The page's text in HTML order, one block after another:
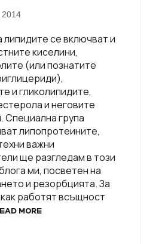
2014
липидите се включват и
киселини,
(или познатите
и гликолипидите,
и неговите
Специална група
липопротеините,
важни
ще разгледам в този
ми, посветен на
и резорбцията. За
работят всъщност
MORE